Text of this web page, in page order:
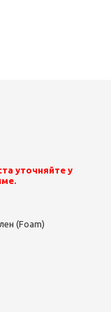
уточняйте у
(Foam)